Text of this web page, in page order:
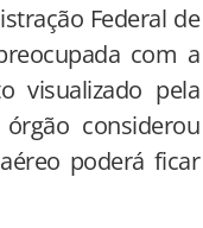
Federal de
com a
visualizado pela
considerou
poderá ficar